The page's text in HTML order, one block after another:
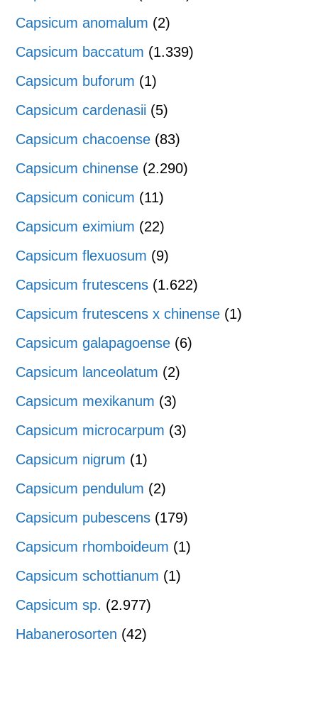
Capsicum anomalum (2)
Capsicum baccatum (1.339)
Capsicum buforum (1)
Capsicum cardenasii (5)
Capsicum chacoense (83)
Capsicum chinense (2.290)
Capsicum conicum (11)
Capsicum eximium (22)
Capsicum flexuosum (9)
Capsicum frutescens (1.622)
Capsicum frutescens x chinense (1)
Capsicum galapagoense (6)
Capsicum lanceolatum (2)
Capsicum mexikanum (3)
Capsicum microcarpum (3)
Capsicum nigrum (1)
Capsicum pendulum (2)
Capsicum pubescens (179)
Capsicum rhomboideum (1)
Capsicum schottianum (1)
Capsicum sp. (2.977)
Habanerosorten (42)